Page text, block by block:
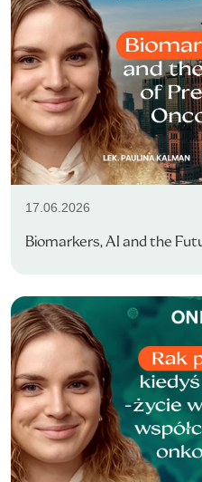
17.06.2026
Biomarkers, AI and the